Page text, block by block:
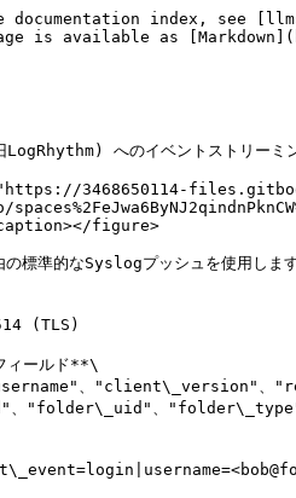
documentation index, see
is available as
へのイベントストリーミン
3468650114-
figure>
の標準的なSyslogプッシュを使用します
(TLS)
ィールド**\
、"client\_version"、
、"folder\_uid"、